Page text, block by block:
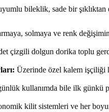
bileklik, sade bir
solmaya ve renk
çizgili dolgun dorika toplu
Üzerinde özel kalem işçiliği
kullanımda bile ilk günkü
kilit sistemleri ve her